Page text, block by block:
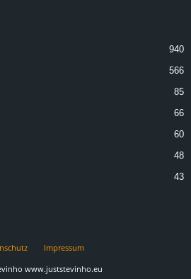
940
566
85
66
60
48
43
Impressum
www.juststevinho.eu